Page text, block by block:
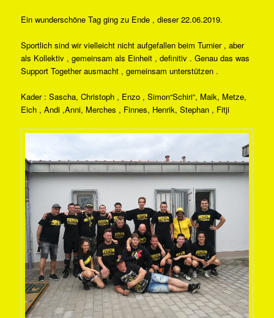
Ein wunderschöne Tag ging zu Ende , dieser 22.06.2019.
Sportlich sind wir vielleicht nicht aufgefallen beim Turnier , aber
als Kollektiv , gemeinsam als Einheit , definitiv . Genau das was
Support Together ausmacht , gemeinsam unterstützen .
Kader : Sascha, Christoph , Enzo , Simon“Schiri“, Maik, Metze,
Eich , Andi ,Anni, Merches , Finnes, Henrik, Stephan , Fitji